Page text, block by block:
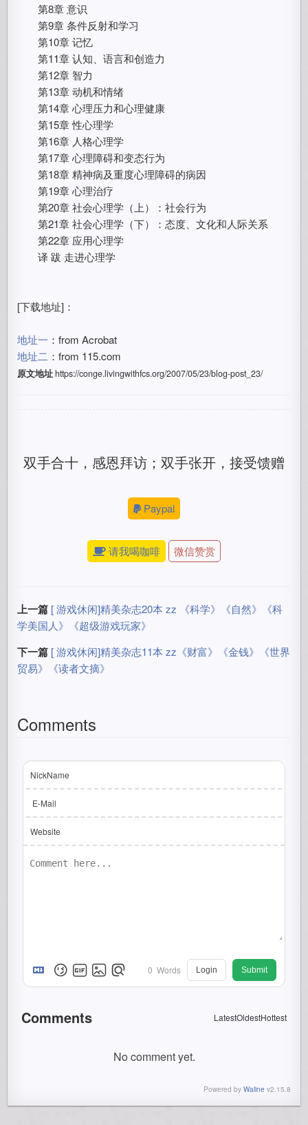
第8章 意识
第9章 条件反射和学习
第10章 记忆
第11章 认知、语言和创造力
第12章 智力
第13章 动机和情绪
第14章 心理压力和心理健康
第15章 性心理学
第16章 人格心理学
第17章 心理障碍和变态行为
第18章 精神病及重度心理障碍的病因
第19章 心理治疗
第20章 社会心理学（上）：社会行为
第21章 社会心理学（下）：态度、文化和人际关系
第22章 应用心理学
译 跋 走进心理学
[下载地址]：
地址一 ：from Acrobat
地址二 ：from 115.com
原文地址https://conge.livingwithfcs.org/2007/05/23/blog-post_23/
双手合十，感恩拜访；双手张开，接受馈赠
Paypal
请我喝咖啡 微信赞赏
上一篇 [ 游戏休闲]精美杂志20本 zz 《科学》《自然》《科
学美国人》《超级游戏玩家》
下一篇 [ 游戏休闲]精美杂志11本 zz《财富》《金钱》《世界
贸易》《读者文摘》
Comments
NickName
E-Mail
Website
0 Words Login Submit
Comments LatestOldestHottest
No comment yet.
Powered by Waline v2.15.8